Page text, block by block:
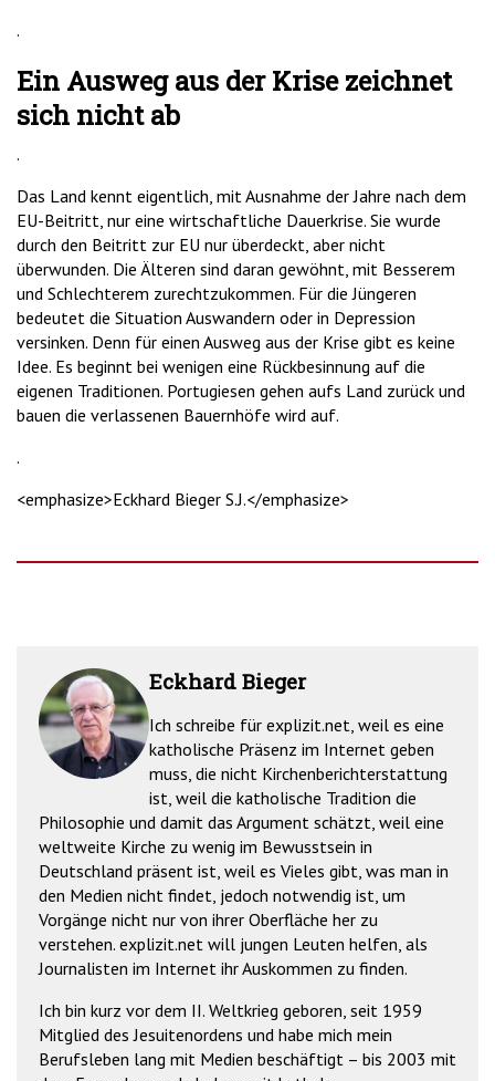
.
Ein Ausweg aus der Krise zeichnet
sich nicht ab
.
Das Land kennt eigentlich, mit Ausnahme der Jahre nach dem
EU-Beitritt, nur eine wirtschaftliche Dauerkrise. Sie wurde
durch den Beitritt zur EU nur überdeckt, aber nicht
überwunden. Die Älteren sind daran gewöhnt, mit Besserem
und Schlechterem zurechtzukommen. Für die Jüngeren
bedeutet die Situation Auswandern oder in Depression
versinken. Denn für einen Ausweg aus der Krise gibt es keine
Idee. Es beginnt bei wenigen eine Rückbesinnung auf die
eigenen Traditionen. Portugiesen gehen aufs Land zurück und
bauen die verlassenen Bauernhöfe wird auf.
.
<emphasize>Eckhard Bieger S.J.</emphasize>
Eckhard Bieger
Ich schreibe für explizit.net, weil es eine
katholische Präsenz im Internet geben
muss, die nicht Kirchenberichterstattung
ist, weil die katholische Tradition die
Philosophie und damit das Argument schätzt, weil eine
weltweite Kirche zu wenig im Bewusstsein in
Deutschland präsent ist, weil es Vieles gibt, was man in
den Medien nicht findet, jedoch notwendig ist, um
Vorgänge nicht nur von ihrer Oberfläche her zu
verstehen. explizit.net will jungen Leuten helfen, als
Journalisten im Internet ihr Auskommen zu finden.
Ich bin kurz vor dem II. Weltkrieg geboren, seit 1959
Mitglied des Jesuitenordens und habe mich mein
Berufsleben lang mit Medien beschäftigt – bis 2003 mit